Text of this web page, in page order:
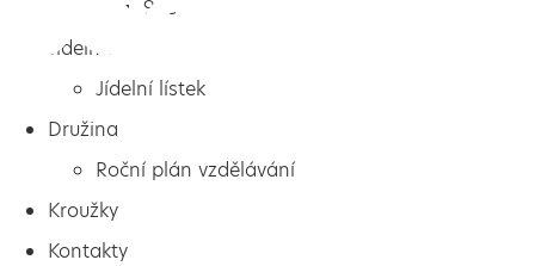
9. C
Jídelna
Jídelní lístek
Družina
Roční plán vzdělávání
Kroužky
Kontakty